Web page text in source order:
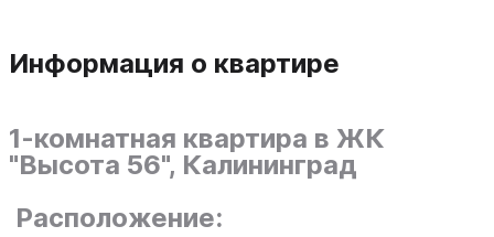
Информация о квартире
1-комнатная квартира в ЖК
"Высота 56", Калининград
Расположение: